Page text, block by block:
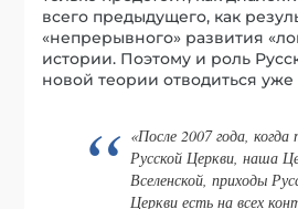
всего предыдущего, как
«непрерывного» развития
истории. Поэтому и роль
новой теории отводиться
«После 2007 года, когда
Русской Церкви, наша
Вселенской, приходы
Церкви есть на всех